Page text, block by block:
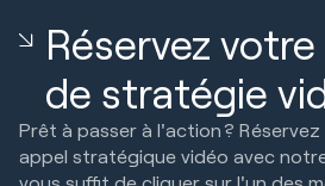
Réservez
de stratégie
Prêt à passer à l'action ?
appel stratégique vidéo avec
vous suffit de cliquer sur l'un des